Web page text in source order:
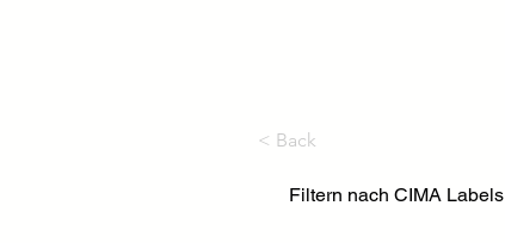
< Back
Filtern nach CIMA Labels